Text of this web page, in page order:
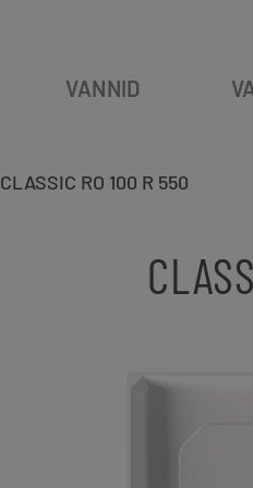
VANNID
CLASSIC RO 100 R 550